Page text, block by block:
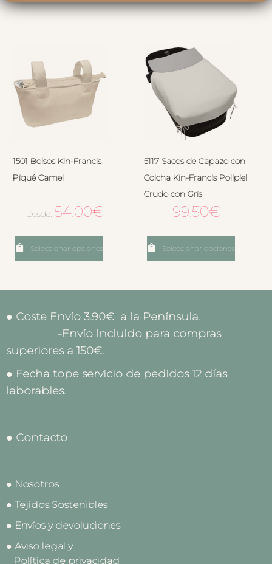
1501 Bolsos Kin-Francis
Piqué Camel
Desde:54.00€
Seleccionar opciones
5117 Sacos de Capazo con
Colcha Kin-Francis Polipiel
Crudo con Gris
99.50€
Seleccionar opciones
● Coste Envío 3.90€ a la Península.
-Envío incluido para compras
superiores a 150€.
● Fecha tope servicio de pedidos 12 días
laborables.
● Contacto
● Nosotros
● Tejidos Sostenibles
● Envíos y devoluciones
● Aviso legal y
Política de privacidad